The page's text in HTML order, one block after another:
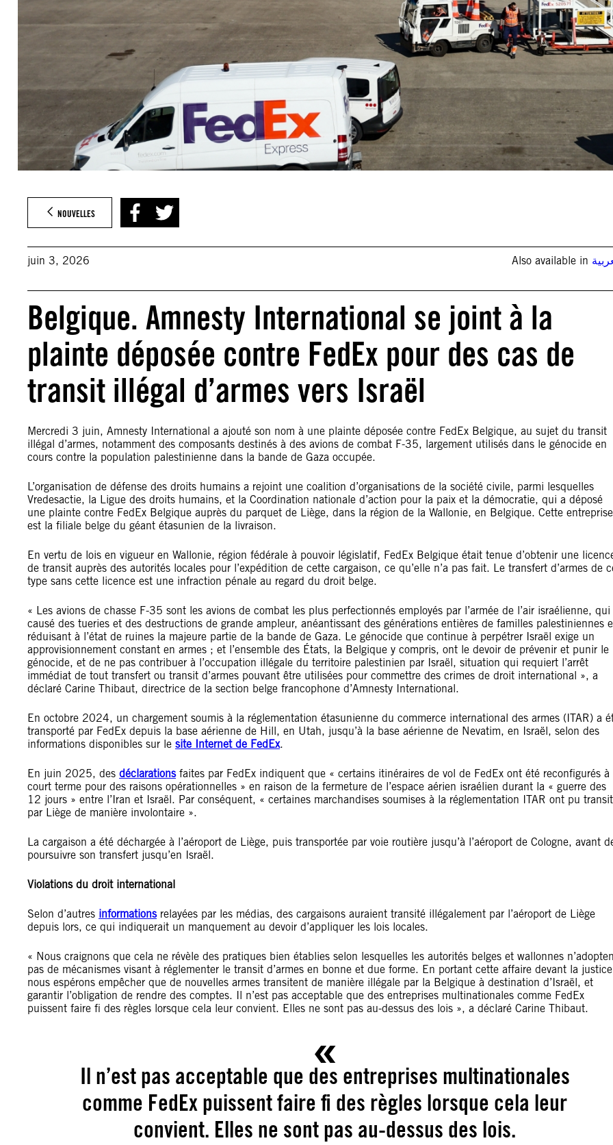
NOUVELLES
juin 3, 2026 Also available in
Belgique. Amnesty International se joint à la
plainte déposée contre FedEx pour des cas de
transit illégal d’armes vers Israël
Mercredi 3 juin, Amnesty International a ajouté son nom à une plainte déposée contre FedEx Belgique, au sujet du transit
illégal d’armes, notamment des composants destinés à des avions de combat F-35, largement utilisés dans le génocide en
cours contre la population palestinienne dans la bande de Gaza occupée.
L’organisation de défense des droits humains a rejoint une coalition d’organisations de la société civile, parmi lesquelles
Vredesactie, la Ligue des droits humains, et la Coordination nationale d’action pour la paix et la démocratie, qui a déposé
une plainte contre FedEx Belgique auprès du parquet de Liège, dans la région de la Wallonie, en Belgique. Cette entreprise
est la filiale belge du géant étasunien de la livraison.
En vertu de lois en vigueur en Wallonie, région fédérale à pouvoir législatif, FedEx Belgique était tenue d’obtenir une
de transit auprès des autorités locales pour l’expédition de cette cargaison, ce qu’elle n’a pas fait. Le transfert d’armes de
type sans cette licence est une infraction pénale au regard du droit belge.
« Les avions de chasse F-35 sont les avions de combat les plus perfectionnés employés par l’armée de l’air israélienne, qui
causé des tueries et des destructions de grande ampleur, anéantissant des générations entières de familles palestiniennes
réduisant à l’état de ruines la majeure partie de la bande de Gaza. Le génocide que continue à perpétrer Israël exige un
approvisionnement constant en armes ; et l’ensemble des États, la Belgique y compris, ont le devoir de prévenir et punir le
génocide, et de ne pas contribuer à l’occupation illégale du territoire palestinien par Israël, situation qui requiert l’arrêt
immédiat de tout transfert ou transit d’armes pouvant être utilisées pour commettre des crimes de droit international », a
déclaré Carine Thibaut, directrice de la section belge francophone d’Amnesty International.
En octobre 2024, un chargement soumis à la réglementation étasunienne du commerce international des armes (ITAR) a
transporté par FedEx depuis la base aérienne de Hill, en Utah, jusqu’à la base aérienne de Nevatim, en Israël, selon des
informations disponibles sur le site Internet de FedEx.
En juin 2025, des déclarationsfaites par FedEx indiquent que « certains itinéraires de vol de FedEx ont été reconfigurés à
court terme pour des raisons opérationnelles » en raison de la fermeture de l’espace aérien israélien durant la « guerre des
12 jours » entre l’Iran et Israël. Par conséquent, « certaines marchandises soumises à la réglementation ITAR ont pu
par Liège de manière involontaire ».
La cargaison a été déchargée à l’aéroport de Liège, puis transportée par voie routière jusqu’à l’aéroport de Cologne, avant
poursuivre son transfert jusqu’en Israël.
Violations du droit international
Selon d’autres informationsrelayées par les médias, des cargaisons auraient transité illégalement par l’aéroport de Liège
depuis lors, ce qui indiquerait un manquement au devoir d’appliquer les lois locales.
« Nous craignons que cela ne révèle des pratiques bien établies selon lesquelles les autorités belges et wallonnes
pas de mécanismes visant à réglementer le transit d’armes en bonne et due forme. En portant cette affaire devant la
nous espérons empêcher que de nouvelles armes transitent de manière illégale par la Belgique à destination d’Israël, et
garantir l’obligation de rendre des comptes. Il n’est pas acceptable que des entreprises multinationales comme FedEx
puissent faire fi des règles lorsque cela leur convient. Elles ne sont pas au-dessus des lois », a déclaré Carine Thibaut.
Il n’est pas acceptable que des entreprises multinationales
comme FedEx puissent faire fi des règles lorsque cela leur
convient. Elles ne sont pas au-dessus des lois.